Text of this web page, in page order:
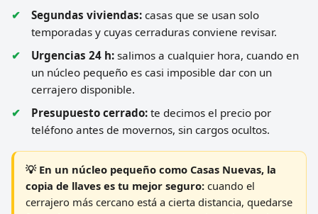
Segundas viviendas: casas que se usan solo
temporadas y cuyas cerraduras conviene revisar.
Urgencias 24 h: salimos a cualquier hora, cuando en
un núcleo pequeño es casi imposible dar con un
cerrajero disponible.
Presupuesto cerrado: te decimos el precio por
teléfono antes de movernos, sin cargos ocultos.
💡 En un núcleo pequeño como Casas Nuevas, la
copia de llaves es tu mejor seguro: cuando el
cerrajero más cercano está a cierta distancia, quedarse